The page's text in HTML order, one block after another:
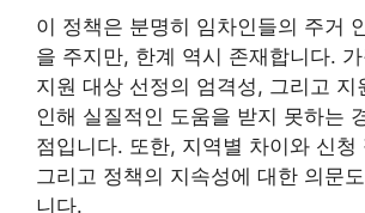
이 정책은 분명히 임차인들의 주거
을 주지만, 한계 역시 존재합니다.
지원 대상 선정의 엄격성, 그리고 지
인해 실질적인 도움을 받지 못하는
점입니다. 또한, 지역별 차이와 신청
그리고 정책의 지속성에 대한 의문
니다.